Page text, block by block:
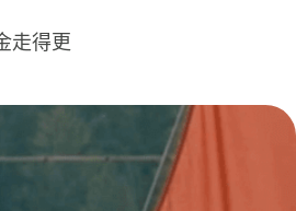
走得更